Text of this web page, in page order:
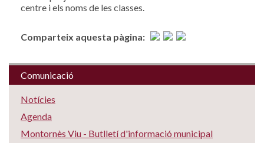
centre i els noms de les classes.
Comparteix aquesta pàgina:
Comunicació
Notícies
Agenda
Montornès Viu - Butlletí d'informació municipal